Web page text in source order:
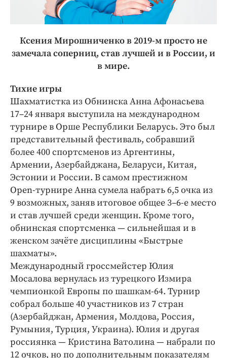
Ксения Мирошниченко в 2019-м просто не
замечала соперниц, став лучшей и в России, и
в мире.
Тихие игры
Шахматистка из Обнинска Анна Афонасьева
17–24 января выступила на международном
турнире в Орше Республики Беларусь. Это был
представительный ­фестиваль, собравший
более 400 спортсменов из Аргентины,
Армении, Азербайджана, Беларуси, Китая,
Эстонии и России. В самом престижном
Open‑турнире Анна сумела набрать 6,5 очка из
9 возможных, заняв итоговое общее 3–6-е место
и став лучшей среди женщин. Кроме того,
обнинская с­портсменка — сильнейшая и в
женском зачёте дисциплины «Быстрые
шахматы».
Международный гроссмейстер Юлия
Мосалова вернулась из турецкого ­Измира
чемпионкой Европы по шашкам‑64. Турнир
собрал больше 40 участников из 7 стран
(Азербайджан, ­Армения, Молдова, Россия,
Румыния, Турция, Украина). Юлия и другая
россиянка — ​Кристина Ватолина — ​набрали по
12 очков, но по дополнительным показателям